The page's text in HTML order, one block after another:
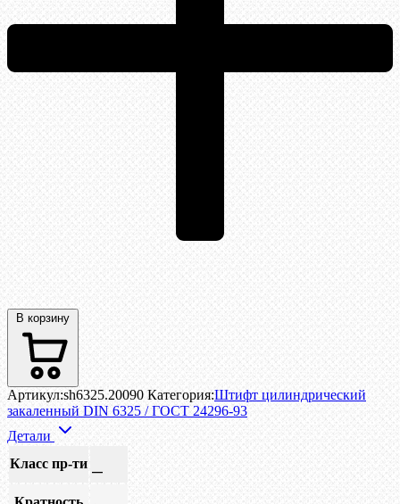
В корзину
Артикул:sh6325.20090 Категория:Штифт цилиндрический
закаленный DIN 6325 / ГОСТ 24296-93
Детали
Класс пр-ти —